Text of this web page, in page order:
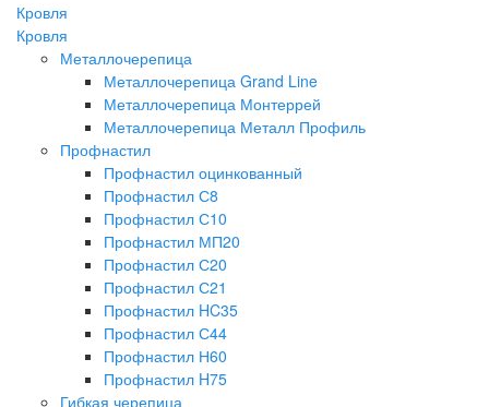
Кровля
Кровля
Металлочерепица
Металлочерепица Grand Line
Металлочерепица Монтеррей
Металлочерепица Металл Профиль
Профнастил
Профнастил оцинкованный
Профнастил С8
Профнастил С10
Профнастил МП20
Профнастил С20
Профнастил С21
Профнастил HC35
Профнастил С44
Профнастил Н60
Профнастил H75
Гибкая черепица